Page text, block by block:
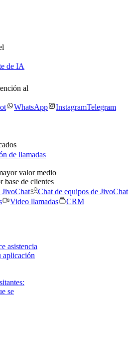
de IA
al
WhatsApp InstagramTelegram
de llamadas
valor medio
base de clientes
JivoChat
Chat de equipos de JivoChat
Video llamadas
CRM
asistencia
aplicación
se